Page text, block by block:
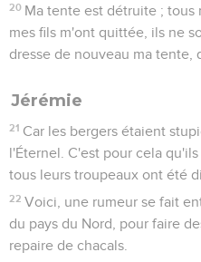
20 Ma tente est détruite ; tous
mes fils m'ont quittée, ils ne
dresse de nouveau ma tente,
Jérémie
21 Car les bergers étaient
l'Éternel. C'est pour cela
tous leurs troupeaux ont été
22 Voici, une rumeur se fait
du pays du Nord, pour faire
repaire de chacals.